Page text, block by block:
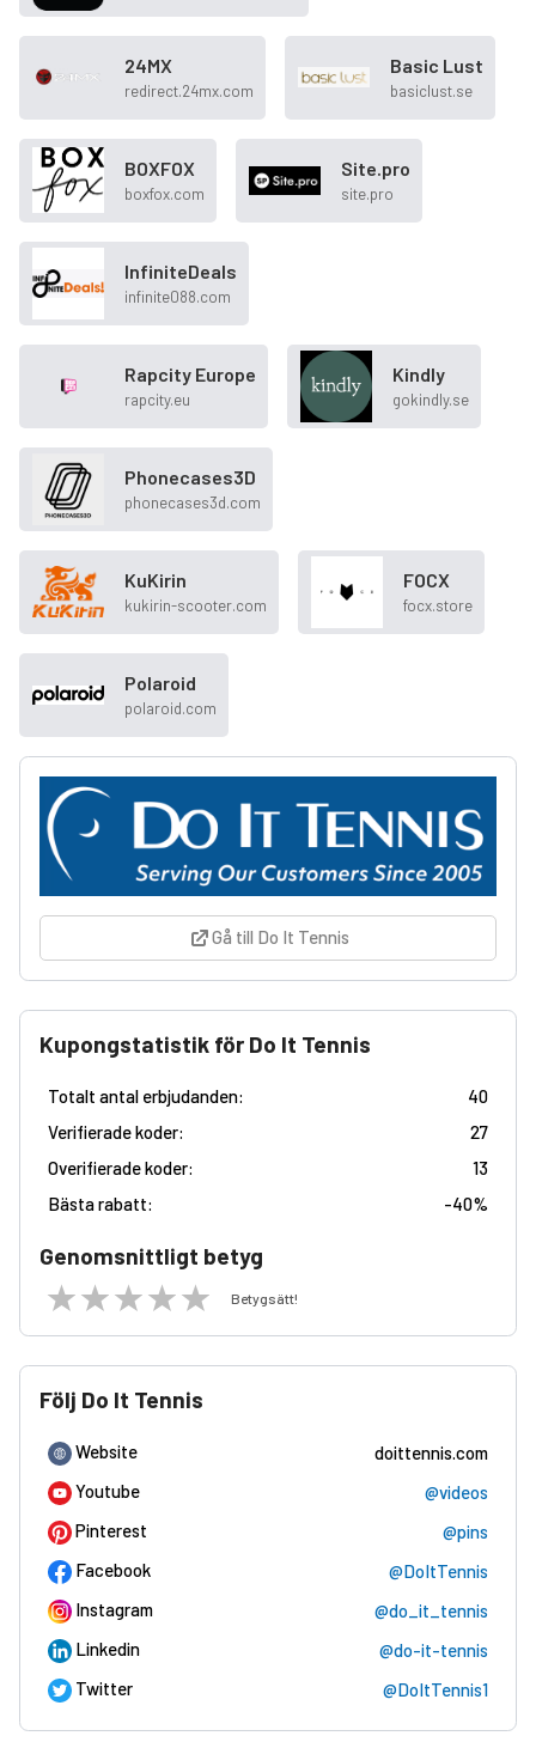
24MX
redirect.24mx.com
Basic Lust
basiclust.se
BOXFOX
boxfox.com
Site.pro
site.pro
InfiniteDeals
infinite088.com
Rapcity Europe
rapcity.eu
Kindly
gokindly.se
Phonecases3D
phonecases3d.com
KuKirin
kukirin-scooter.com
FOCX
focx.store
Polaroid
polaroid.com
Gå till Do It Tennis
Kupongstatistik för Do It Tennis
Totalt antal erbjudanden:
40
Verifierade koder:
27
Overifierade koder:
13
Bästa rabatt:
-40%
Genomsnittligt betyg
Betygsätt!
Följ Do It Tennis
Website
doittennis.com
Youtube
@videos
Pinterest
@pins
Facebook
@DoItTennis
Instagram
@do_it_tennis
Linkedin
@do-it-tennis
Twitter
@DoItTennis1